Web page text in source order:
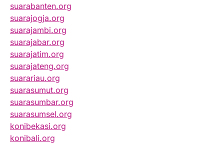
suarabanten.org
suarajogja.org
suarajambi.org
suarajabar.org
suarajatim.org
suarajateng.org
suarariau.org
suarasumut.org
suarasumbar.org
suarasumsel.org
konibekasi.org
konibali.org